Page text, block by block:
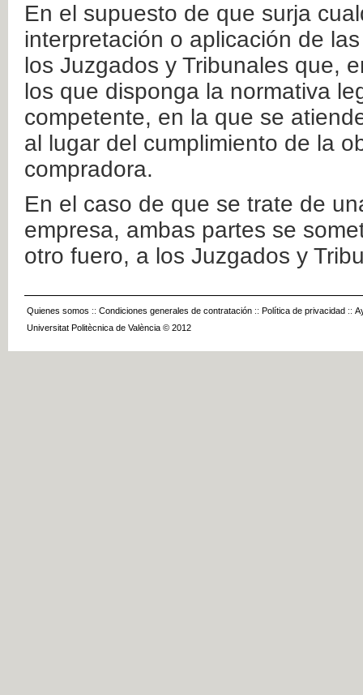
En el supuesto de que surja
interpretación o aplicación de
los Juzgados y Tribunales que,
los que disponga la normativa
competente, en la que se
al lugar del cumplimiento de la
compradora.
En el caso de que se trate de
empresa, ambas partes se
otro fuero, a los Juzgados y
Quienes somos :: Condiciones generales de contratación :: Política de privacidad ::
Universitat Politècnica de València © 2012